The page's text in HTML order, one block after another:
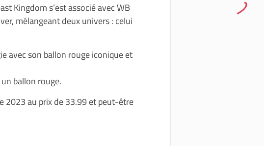
Kingdom s’est associé avec WB
mélangeant deux univers : celui
avec son ballon rouge iconique et
ballon rouge.
2023 au prix de 33.99 et peut-être